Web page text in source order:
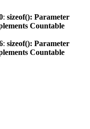
: sizeof(): Parameter
Countable
: sizeof(): Parameter
Countable